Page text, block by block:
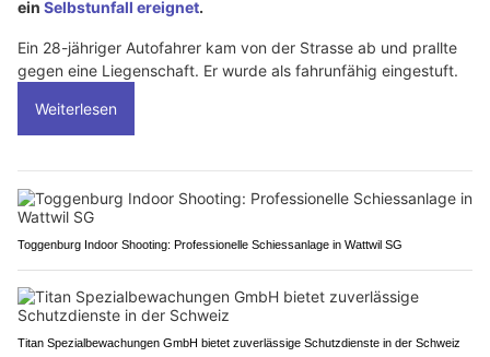
ein Selbstunfall ereignet.
Ein 28-jähriger Autofahrer kam von der Strasse ab und prallte
gegen eine Liegenschaft. Er wurde als fahrunfähig eingestuft.
Weiterlesen
Toggenburg Indoor Shooting: Professionelle Schiessanlage in Wattwil SG
Titan Spezialbewachungen GmbH bietet zuverlässige Schutzdienste in der Schweiz